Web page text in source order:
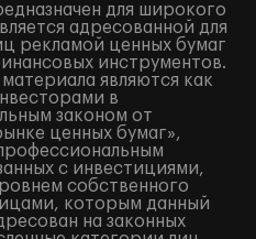
для широкого
адресованной для
рекламой ценных бумаг
инструментов.
являются как
в
законом от
ценных бумаг»,
с инвестициями,
собственного
которым данный
на законных